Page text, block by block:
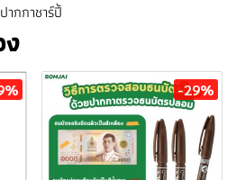
ปากกาชาร์ปี้
-29%